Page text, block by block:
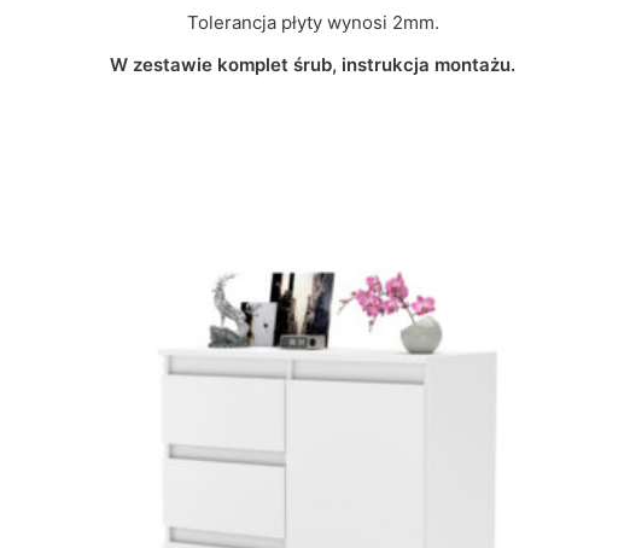
Tolerancja płyty wynosi 2mm.
W zestawie komplet śrub, instrukcja montażu.